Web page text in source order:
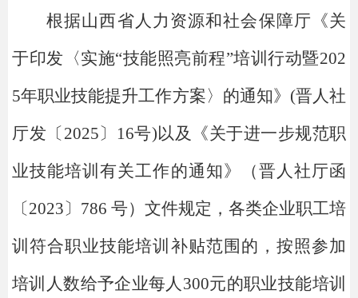
根据山西省人力资源和社会保障厅《关
于印发〈实施“技能照亮前程”培训行动暨202
5年职业技能提升工作方案〉的通知》(晋人社
厅发〔2025〕16号)以及《关于进一步规范职
业技能培训有关工作的通知》（晋人社厅函
〔2023〕786 号）文件规定，各类企业职工培
训符合职业技能培训补贴范围的，按照参加
培训人数给予企业每人300元的职业技能培训